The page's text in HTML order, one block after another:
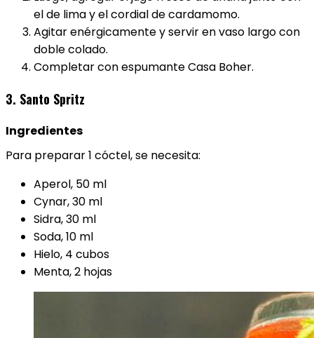
el de lima y el cordial de cardamomo.
Agitar enérgicamente y servir en vaso largo con
doble colado.
Completar con espumante Casa Boher.
3. Santo Spritz
Ingredientes
Para preparar 1 cóctel, se necesita:
Aperol, 50 ml
Cynar, 30 ml
Sidra, 30 ml
Soda, 10 ml
Hielo, 4 cubos
Menta, 2 hojas